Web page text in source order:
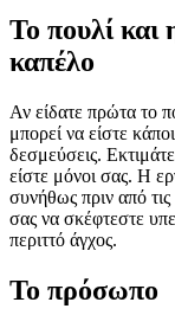
Το πουλί και
καπέλο
Αν είδατε πρώτα το
μπορεί να είστε
δεσμεύσεις.
είστε μόνοι σας. Η
συνήθως πριν από
σας να σκέφτεστε
περιττό άγχος.
Το πρόσωπο